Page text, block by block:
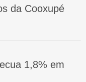
da Cooxupé
1,8% em